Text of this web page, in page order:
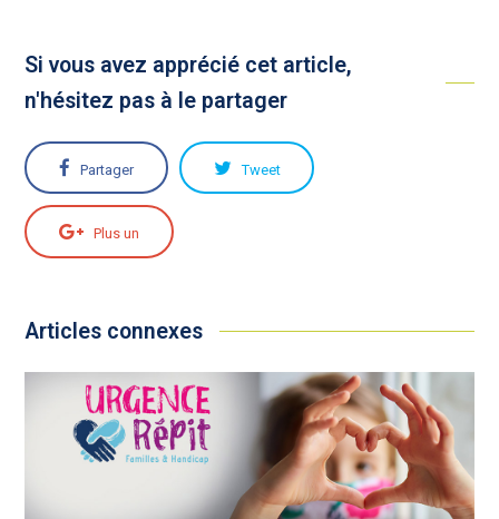
Si vous avez apprécié cet article,
n'hésitez pas à le partager
Partager Tweet
Plus un
Articles connexes